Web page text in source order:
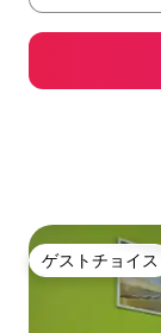
ゲストチョイス
ゲストチョイス